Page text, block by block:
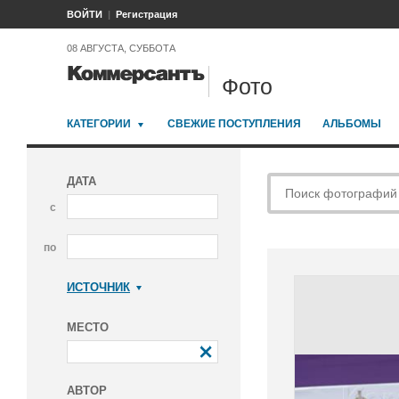
ВОЙТИ Регистрация
08 АВГУСТА, СУББОТА
Фото
КАТЕГОРИИ СВЕЖИЕ ПОСТУПЛЕНИЯ АЛЬБОМЫ
ДАТА
с
по
ИСТОЧНИК
МЕСТО
АВТОР